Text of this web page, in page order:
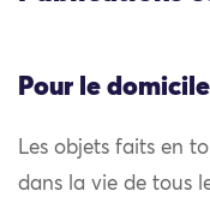
Pour le domicile
Les objets faits en
dans la vie de tous